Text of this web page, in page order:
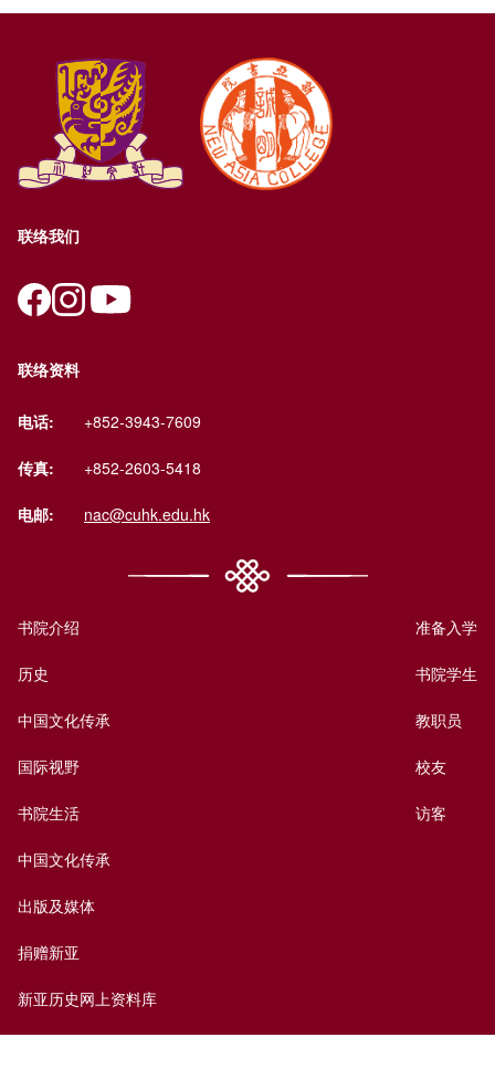
联络我们
联络资料
电话: +852-3943-7609
传真: +852-2603-5418
电邮: nac@cuhk.edu.hk
书院介绍
历史
中国文化传承
国际视野
书院生活
中国文化传承
出版及媒体
捐赠新亚
新亚历史网上资料库
准备入学
书院学生
教职员
校友
访客